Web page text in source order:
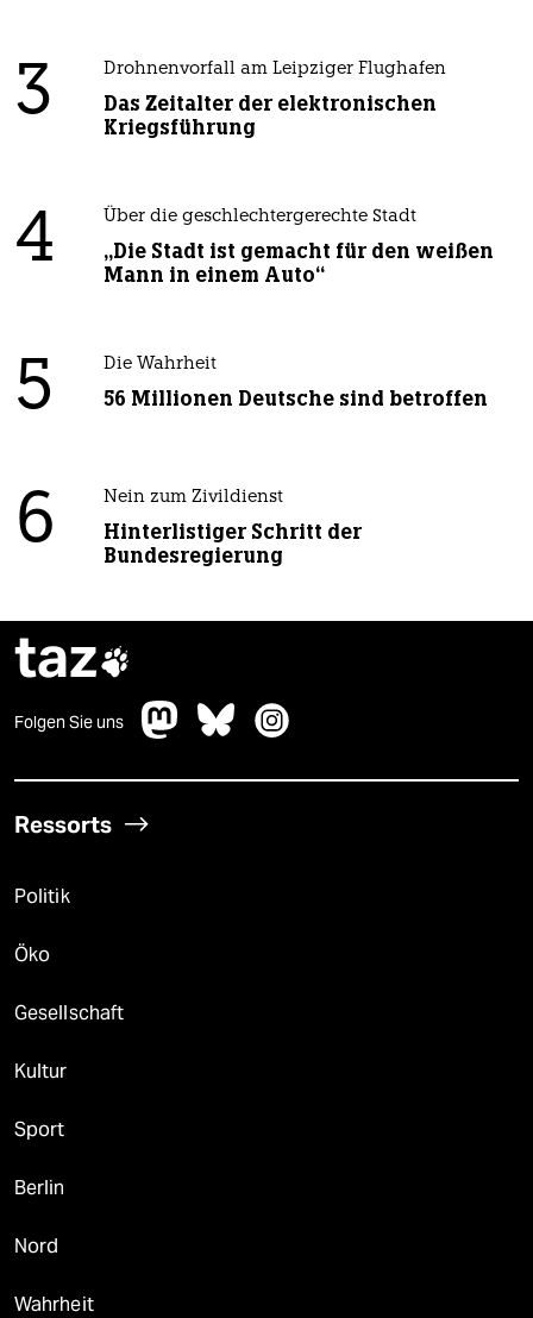
3 Drohnenvorfall am Leipziger Flughafen
Das Zeitalter der elektronischen
Kriegsführung
4 Über die geschlechtergerechte Stadt
„Die Stadt ist gemacht für den weißen
Mann in einem Auto“
5 Die Wahrheit
56 Millionen Deutsche sind betroffen
6 Nein zum Zivildienst
Hinterlistiger Schritt der
Bundesregierung
taz
Folgen Sie uns
Ressorts
Politik
Öko
Gesellschaft
Kultur
Sport
Berlin
Nord
Wahrheit